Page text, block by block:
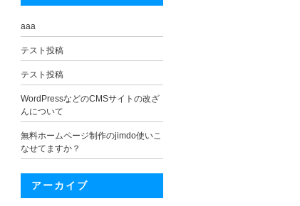
aaa
テスト投稿
テスト投稿
WordPressなどのCMSサイトの改ざ
んについて
無料ホームページ制作のjimdo使いこ
なせてますか？
アーカイブ